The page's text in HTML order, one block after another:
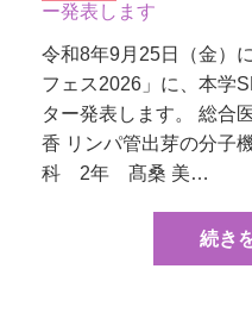
ー発表します
令和8年9月25日（金）
フェス2026」に、本学
ター発表します。 総
香 リンパ管出芽の分子
科 2年 髙桑 美…
続き